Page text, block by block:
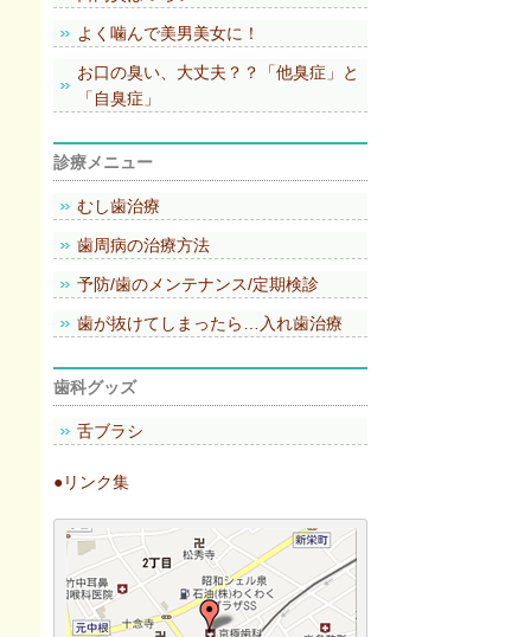
よく噛んで美男美女に！
お口の臭い、大丈夫？？「他臭症」と
「自臭症」
診療メニュー
むし歯治療
歯周病の治療方法
予防/歯のメンテナンス/定期検診
歯が抜けてしまったら…入れ歯治療
歯科グッズ
舌ブラシ
●リンク集